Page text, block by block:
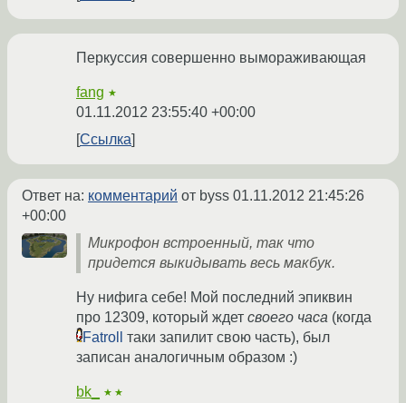
Перкуссия совершенно вымораживающая
fang ★
01.11.2012 23:55:40 +00:00
Ссылка
Ответ на: комментарий от byss 01.11.2012 21:45:26
+00:00
Микрофон встроенный, так что
придется выкидывать весь макбук.
Ну нифига себе! Мой последний эпиквин
про 12309, который ждет своего часа (когда
Fatroll
таки запилит свою часть), был
записан аналогичным образом :)
bk_ ★★